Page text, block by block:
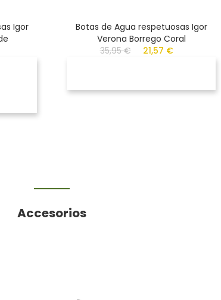
Igor
Botas de Agua respetuosas Igor
Verona Borrego Coral
35,95 €
21,57 €
Accesorios